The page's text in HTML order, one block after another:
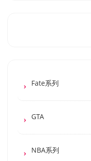
Fate系列
GTA
NBA系列